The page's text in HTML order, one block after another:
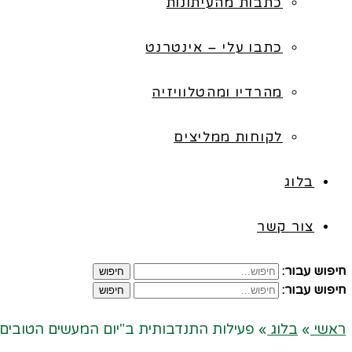
כתבו עלי – אינטרנט
מהרדיו ומהטלוויזיה
לקוחות ממליצים
בלוג
צור קשר
חיפוש עבור: חיפוש
חיפוש עבור: חיפוש
ראשי » בלוג » פעילות התנדבותית ב"יום המעשים הטובים" 2014 בויצ"ו